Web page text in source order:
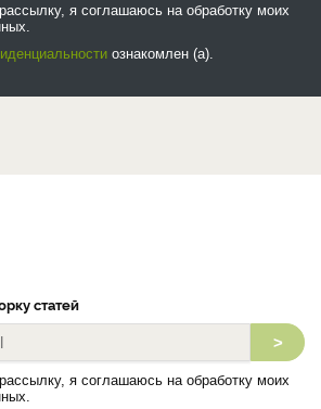
я соглашаюсь на обработку моих
ознакомлен (а).
статей
>
я соглашаюсь на обработку моих